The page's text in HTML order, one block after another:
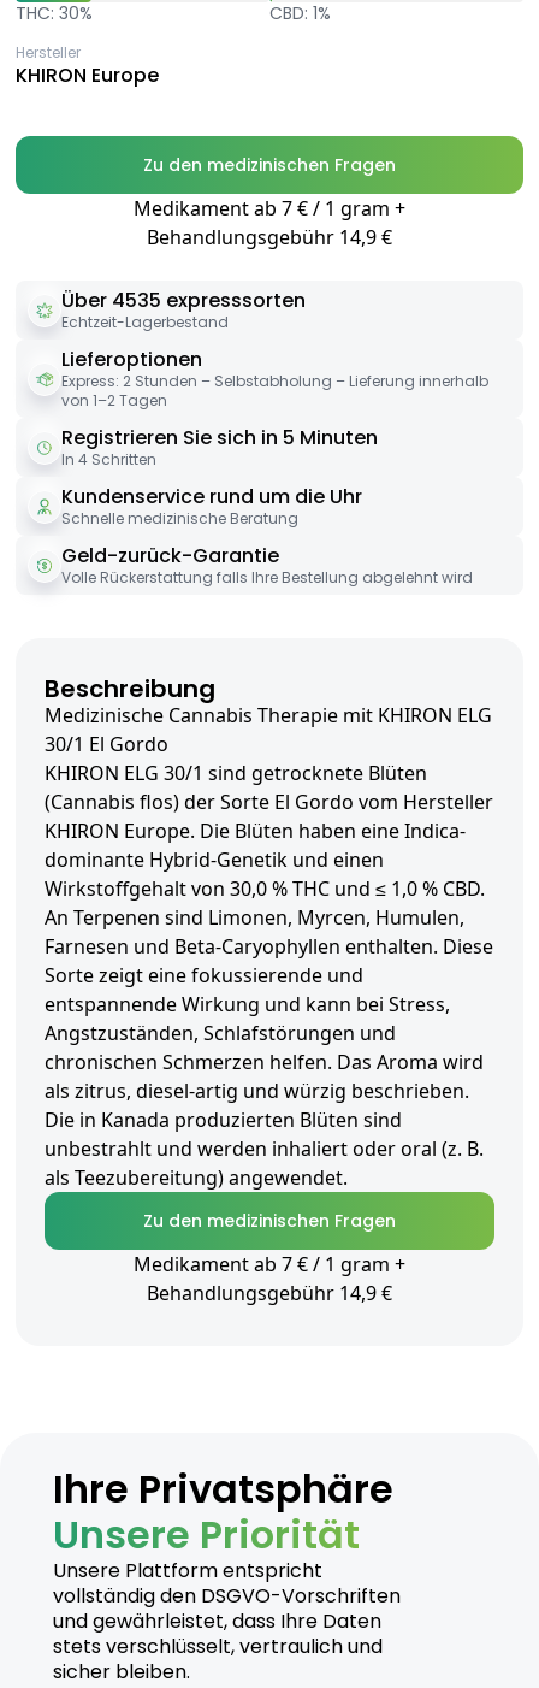
THC: 30% CBD: 1%
Hersteller
KHIRON Europe
Zu den medizinischen Fragen
Medikament ab 7 € / 1 gram +
Behandlungsgebühr 14,9 €
Über 4535 expresssorten
Echtzeit-Lagerbestand
Lieferoptionen
Express: 2 Stunden – Selbstabholung – Lieferung innerhalb
von 1–2 Tagen
Registrieren Sie sich in 5 Minuten
In 4 Schritten
Kundenservice rund um die Uhr
Schnelle medizinische Beratung
Geld-zurück-Garantie
Volle Rückerstattung falls Ihre Bestellung abgelehnt wird
Beschreibung
Medizinische Cannabis Therapie mit KHIRON ELG
30/1 El Gordo
KHIRON ELG 30/1 sind getrocknete Blüten
(Cannabis flos) der Sorte El Gordo vom Hersteller
KHIRON Europe. Die Blüten haben eine Indica-
dominante Hybrid-Genetik und einen
Wirkstoffgehalt von 30,0 % THC und ≤ 1,0 % CBD.
An Terpenen sind Limonen, Myrcen, Humulen,
Farnesen und Beta-Caryophyllen enthalten. Diese
Sorte zeigt eine fokussierende und
entspannende Wirkung und kann bei Stress,
Angstzuständen, Schlafstörungen und
chronischen Schmerzen helfen. Das Aroma wird
als zitrus, diesel-artig und würzig beschrieben.
Die in Kanada produzierten Blüten sind
unbestrahlt und werden inhaliert oder oral (z. B.
als Teezubereitung) angewendet.
Zu den medizinischen Fragen
Medikament ab 7 € / 1 gram +
Behandlungsgebühr 14,9 €
Ihre Privatsphäre
Unsere Priorität
Unsere Plattform entspricht
vollständig den DSGVO-Vorschriften
und gewährleistet, dass Ihre Daten
stets verschlüsselt, vertraulich und
sicher bleiben.